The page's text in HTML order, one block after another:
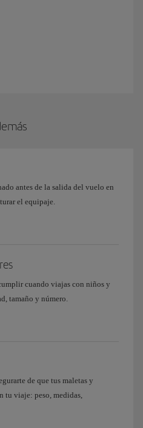
antes de la salida del vuelo en
el equipaje.
cuando viajas con niños y
tamaño y número.
de que tus maletas y
tu viaje: peso, medidas,